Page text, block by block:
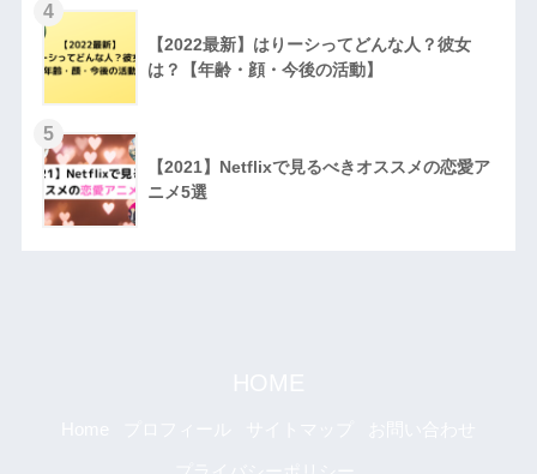
4
【2022最新】はりーシってどんな人？彼女
は？【年齢・顔・今後の活動】
5
【2021】Netflixで見るべきオススメの恋愛ア
ニメ5選